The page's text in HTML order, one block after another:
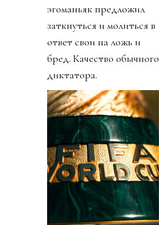
эгоманьяк предложил
заткнуться и молиться в
ответ свои на ложь и
бред. Качество обычного
диктатора.